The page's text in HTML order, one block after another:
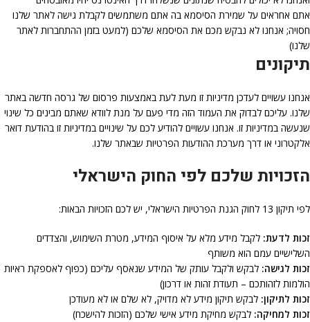
אתם אחראים על שמירת הסיסמא בה אתם משתמשים לקבלת גישה לאתר שלנו
חסויה; אנחנו לא נבקש מכם את הסיסמא שלכם (למעט בזמן ההתחברות לאתר
שלנו)
תיקונים
אנחנו עשויים לעדכן מדיניות זו מעת לעת באמצעות פרסום של גרסה חדשה באתר
שלנו. עליכם לבדוק את העמוד הזה מדי פעם על מנת לוודא שאתם מבינים כל שינוי
שנעשה במדיניות זו. אנחנו עשויים להודיע לכם על שינויים במדיניות זו בהודעת דואר
אלקטרוני או דרך מערכת ההודעות הפרטיות שבאתר שלנו.
הזכויות שלכם לפי החוק הישראלי
לפי תיקון 13 לחוק הגנת הפרטיות הישראלי, יש לכם הזכויות הבאות:
זכות לדעת: לקבל מידע מלא על איסוף המידע, מטרת השימוש, והצדדים
השלישיים עמם הוא משותף
זכות לגישה: לבקש ולקבל עותק של המידע שנאסף עליכם (כפוף לאספקת ראיות
הולמות לזהותכם – תעודת זהות או דרכון)
זכות לתיקון: לבקש תיקון מידע לא מדויק, לא שלם או לא מעודכן
זכות למחיקה: לבקש מחיקת מידע אישי שלכם (הזכות להישכח)